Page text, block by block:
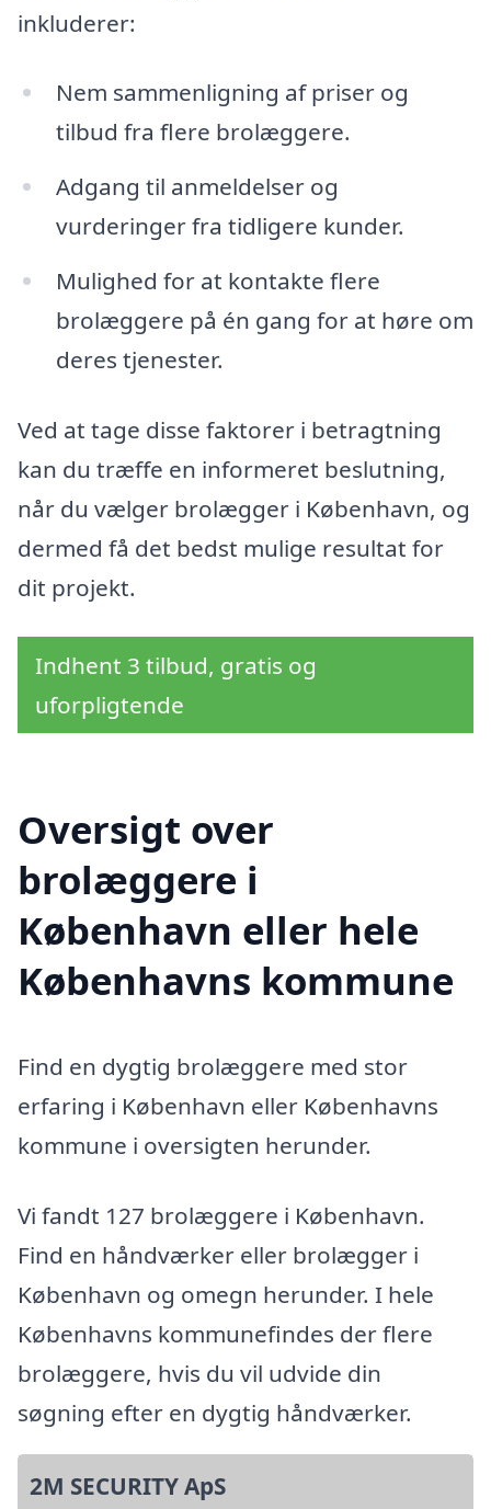
inkluderer:
Nem sammenligning af priser og
tilbud fra flere brolæggere.
Adgang til anmeldelser og
vurderinger fra tidligere kunder.
Mulighed for at kontakte flere
brolæggere på én gang for at høre om
deres tjenester.
Ved at tage disse faktorer i betragtning
kan du træffe en informeret beslutning,
når du vælger brolægger i København, og
dermed få det bedst mulige resultat for
dit projekt.
Indhent 3 tilbud, gratis og
uforpligtende
Oversigt over
brolæggere i
København eller hele
Københavns kommune
Find en dygtig brolæggere med stor
erfaring i København eller Københavns
kommune i oversigten herunder.
Vi fandt 127 brolæggere i København.
Find en håndværker eller brolægger i
København og omegn herunder. I hele
Københavns kommunefindes der flere
brolæggere, hvis du vil udvide din
søgning efter en dygtig håndværker.
2M SECURITY ApS